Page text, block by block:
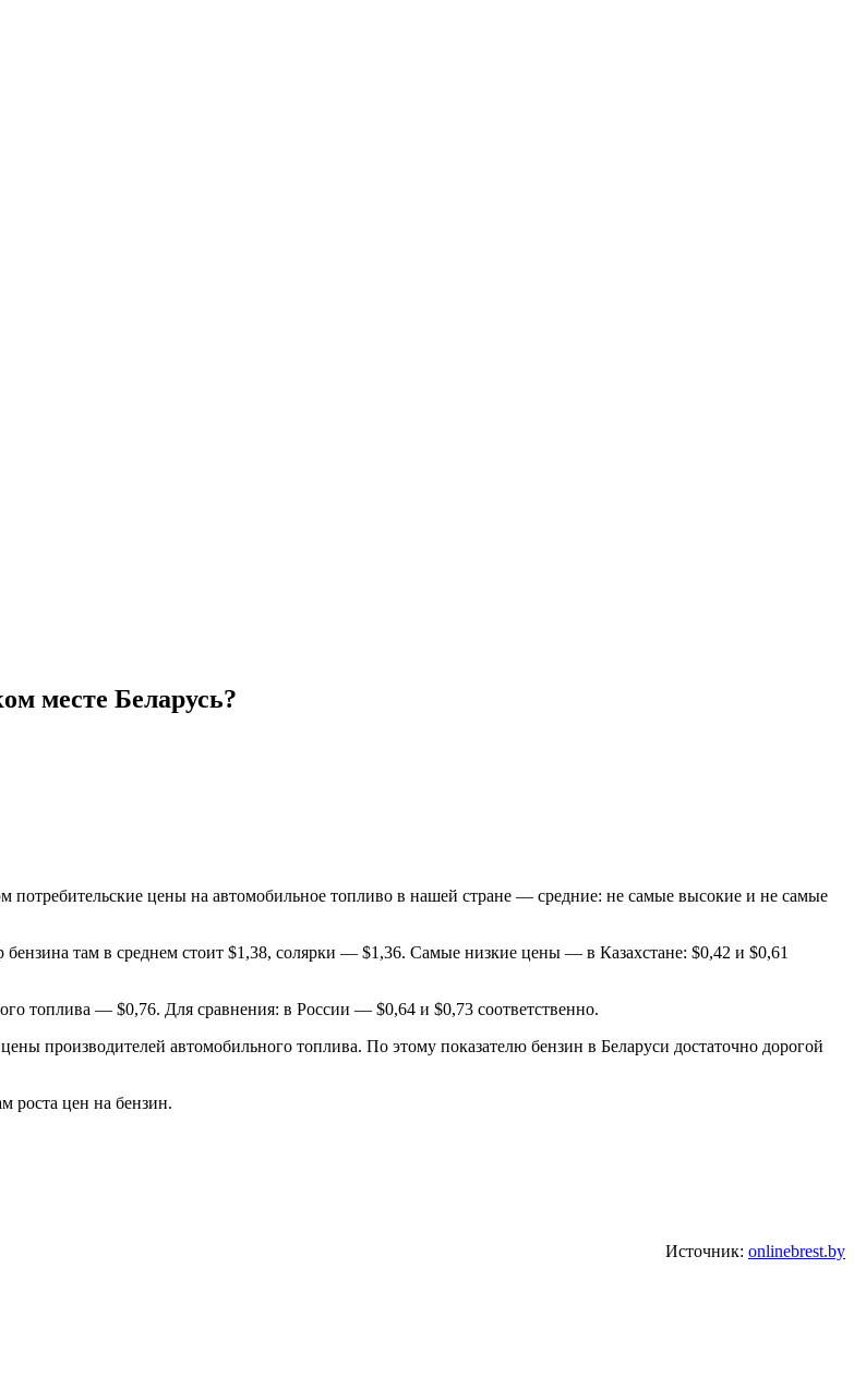
месте Беларусь?
цены на автомобильное топливо в нашей стране — средние: не самые высокие и не самые
там в среднем стоит $1,38, солярки — $1,36. Самые низкие цены — в Казахстане: $0,42 и $0,61
топлива — $0,76. Для сравнения: в России — $0,64 и $0,73 соответственно.
производителей автомобильного топлива. По этому показателю бензин в Беларуси достаточно дорогой
роста цен на бензин.
Источник: onlinebrest.by